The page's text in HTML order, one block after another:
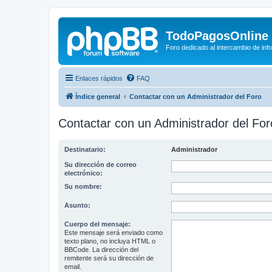
TodoPagosOnline
Foro dedicado al intercambio de
Enlaces rápidos FAQ
Índice general Contactar con un Administrador del Foro
Contactar con un Administrador del
Destinatario: Administrador
Su dirección de correo
electrónico:
Su nombre:
Asunto:
Cuerpo del mensaje:
Este mensaje será enviado como
texto plano, no incluya HTML o
BBCode. La dirección del
remitente será su dirección de
email.